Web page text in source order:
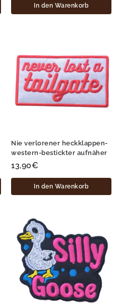
In den Warenkorb
Nie verlorener heckklappen-
western-bestickter aufnäher
13,90€
In den Warenkorb